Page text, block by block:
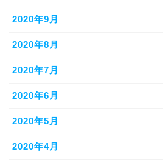
2020年9月
2020年8月
2020年7月
2020年6月
2020年5月
2020年4月